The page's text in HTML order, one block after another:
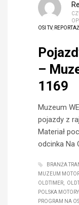
OSI TV,
–
1169
Muzeum
pojazdy z
Materiał
odcinka Na
BRANŻA
MUZEUM
OLDTIMER
POLSKA
PROGRAM NA OSI